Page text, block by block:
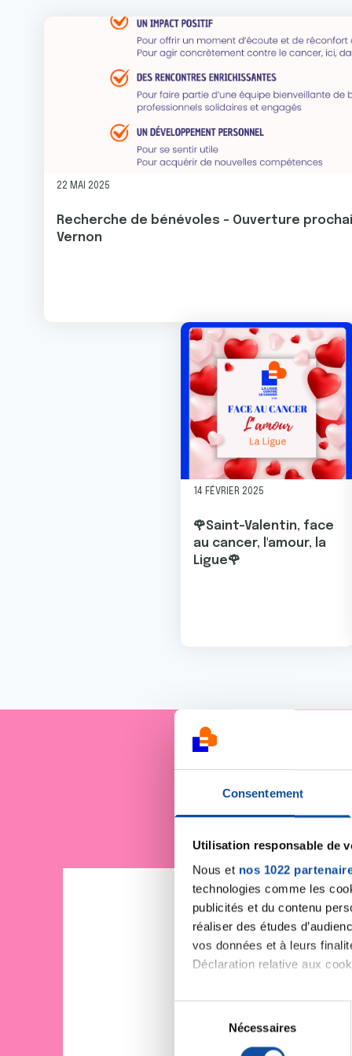
Consentement
Utilisation responsable de
Nous et nos 1022
technologies comme les
publicités et du contenu
réaliser des études
vos données et à leurs
Déclaration relative aux
Si vous le permettez, nous
Collecter des
Nécessaires
22 MAI 2025
Recherche de bénévoles - Ouverture
Vernon
14 FÉVRIER 2025
🌹Saint-Valentin, face
au cancer, l'amour, la
Ligue🌹
Je